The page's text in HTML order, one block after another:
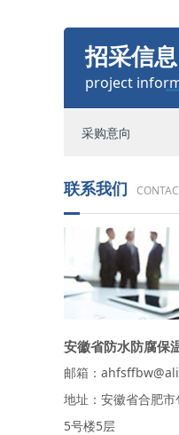
招采信息
project
采购意向
联系我们
安徽省防水防腐保
邮箱：
地址：安徽省合肥
5号楼5层